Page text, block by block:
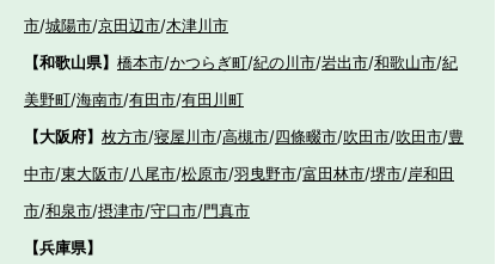
市/城陽市/京田辺市/木津川市
【和歌山県】 橋本市/かつらぎ町/紀の川市/岩出市/和歌山市/紀
美野町/海南市/有田市/有田川町
【大阪府】 枚方市/寝屋川市/高槻市/四條畷市/吹田市/吹田市/豊
中市/東大阪市/八尾市/松原市/羽曳野市/富田林市/堺市/岸和田
市/和泉市/摂津市/守口市/門真市
【兵庫県】